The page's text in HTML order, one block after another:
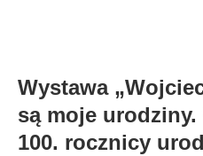
Wystawa
są moje
100. rocznicy